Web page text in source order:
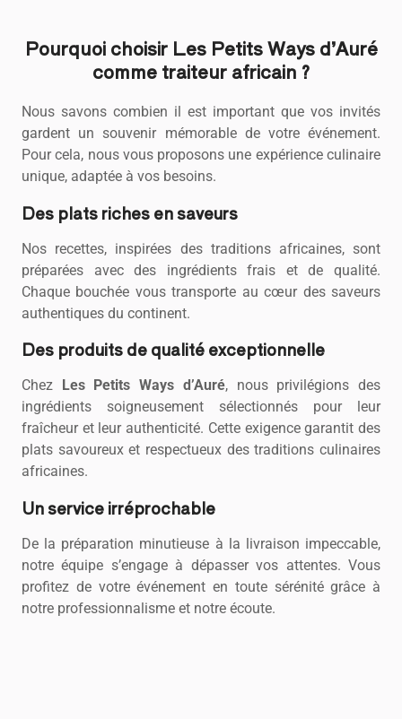
Pourquoi choisir Les Petits Ways d’Auré
comme traiteur africain ?
Nous savons combien il est important que vos invités
gardent un souvenir mémorable de votre événement.
Pour cela, nous vous proposons une expérience culinaire
unique, adaptée à vos besoins.
Des plats riches en saveurs
Nos recettes, inspirées des traditions africaines, sont
préparées avec des ingrédients frais et de qualité.
Chaque bouchée vous transporte au cœur des saveurs
authentiques du continent.
Des produits de qualité exceptionnelle
Chez Les Petits Ways d’Auré, nous privilégions des
ingrédients soigneusement sélectionnés pour leur
fraîcheur et leur authenticité. Cette exigence garantit des
plats savoureux et respectueux des traditions culinaires
africaines.
Un service irréprochable
De la préparation minutieuse à la livraison impeccable,
notre équipe s’engage à dépasser vos attentes. Vous
profitez de votre événement en toute sérénité grâce à
notre professionnalisme et notre écoute.